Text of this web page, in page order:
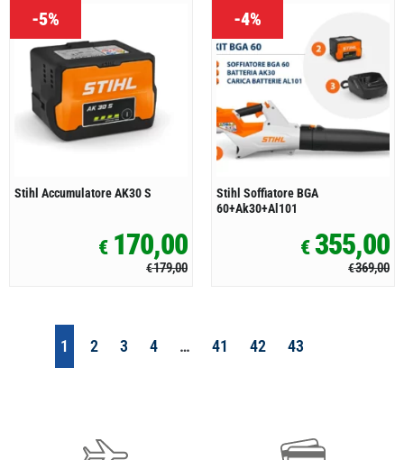
-5%
Stihl Accumulatore AK30 S
€179,00
€170,00
-4%
Stihl Soffiatore BGA
60+Ak30+Al101
€369,00
€355,00
1 2 3 4 … 41 42 43